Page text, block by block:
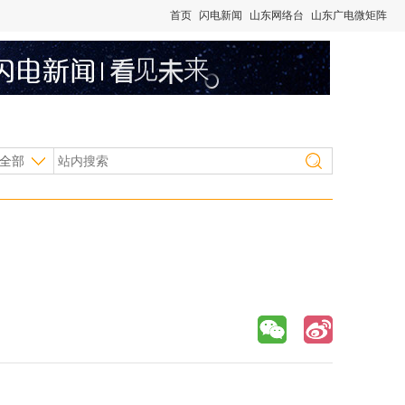
首页 闪电新闻 山东网络台 山东广电微矩阵
部